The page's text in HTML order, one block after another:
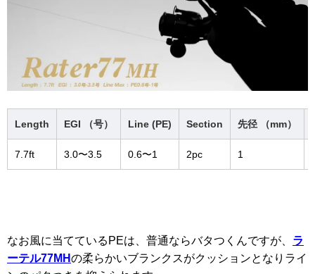
Length EGI （号） Line (PE) Section 先径 （mm）
7.7ft 3.0〜3.5 0.6〜1 2pc 1
なお風に当てているPEは、普通ならバタつくんですが、 ラ
ーテル77MHの柔らかいブランクスがクッションとなりライ